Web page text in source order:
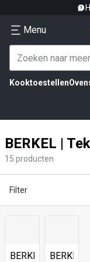
Menu
Kooktoestellen
BERKEL |
15 producten
Filter
BERKEL
BERKEL